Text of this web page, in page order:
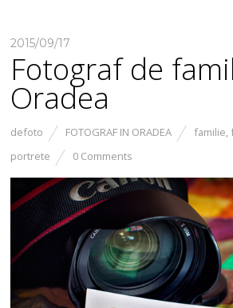
2015/09/17
Fotograf de
Oradea
defoto FOTOGRAF IN ORADEA familie,
portrete
0 Comments